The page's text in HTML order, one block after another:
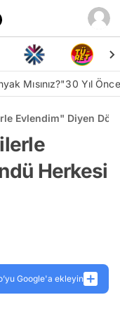
Mısınız?"30 Yıl
Evlendim" Diyen
Herkesi
Google'a ekleyin